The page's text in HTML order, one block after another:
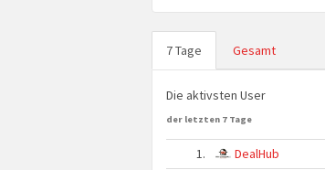
7 Tage Gesamt
Die aktivsten User
der letzten 7 Tage
1. DealHub